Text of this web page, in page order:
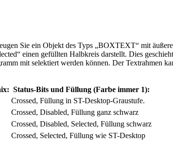
Sie ein Objekt des Typs „BOXTEXT“ mit
einen gefüllten Halbkreis darstellt. Dies
mit selektiert werden können. Der Textrahmen
Status-Bits und Füllung (Farbe immer 1):
Crossed, Füllung in ST-Desktop-Graustufe.
Crossed, Disabled, Füllung ganz schwarz
Crossed, Disabled, Selected, Füllung schwarz
Crossed, Selected, Füllung wie ST-Desktop